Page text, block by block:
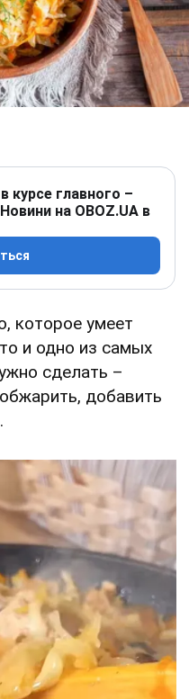
курсе главного –
на OBOZ.UA в
которое умеет
и одно из самых
сделать –
добавить